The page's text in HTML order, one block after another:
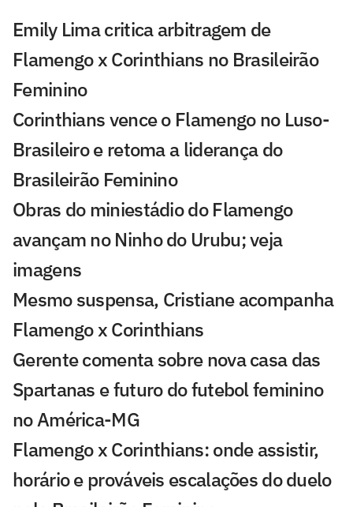
Emily Lima critica arbitragem de
Flamengo x Corinthians no Brasileirão
Feminino
Corinthians vence o Flamengo no Luso-
Brasileiro e retoma a liderança do
Brasileirão Feminino
Obras do miniestádio do Flamengo
avançam no Ninho do Urubu; veja
imagens
Mesmo suspensa, Cristiane acompanha
Flamengo x Corinthians
Gerente comenta sobre nova casa das
Spartanas e futuro do futebol feminino
no América-MG
Flamengo x Corinthians: onde assistir,
horário e prováveis escalações do duelo